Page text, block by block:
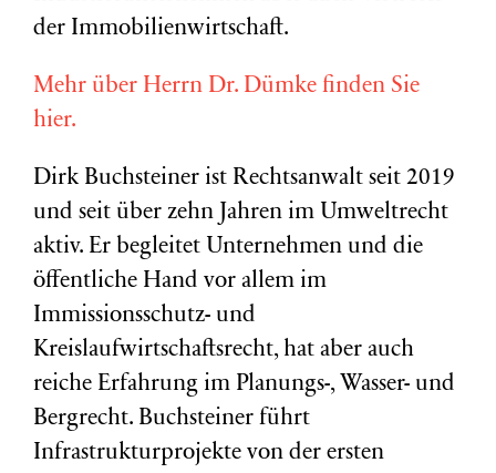
der Immobilienwirtschaft.
Mehr über Herrn Dr. Dümke finden Sie
hier.
Dirk Buchsteiner ist Rechtsanwalt seit 2019
und seit über zehn Jahren im Umweltrecht
aktiv. Er begleitet Unternehmen und die
öffentliche Hand vor allem im
Immissionsschutz- und
Kreislaufwirtschaftsrecht, hat aber auch
reiche Erfahrung im Planungs-, Wasser- und
Bergrecht. Buchsteiner führt
Infrastrukturprojekte von der ersten